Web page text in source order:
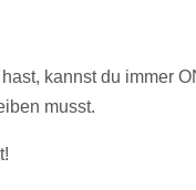
kannst du immer
musst.